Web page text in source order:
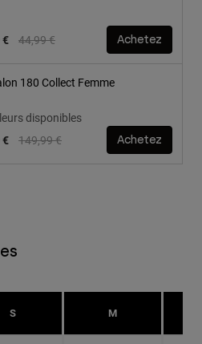
Price reduced from
44,99 €to
€ Achetez
180 Collect Femme
disponibles
Price reduced from
149,99 €to
€ Achetez
S M